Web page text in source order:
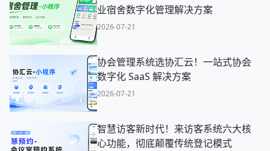
业宿舍数字化管理解决方案
2026-07-21
协会管理系统选协汇云！一站式协会
数字化 SaaS 解决方案
2026-07-21
智慧访客新时代！来访客系统六大核
心功能，彻底颠覆传统登记模式